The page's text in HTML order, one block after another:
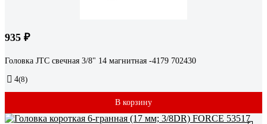
935 ₽
Головка JTC свечная 3/8" 14 магнитная -4179 702430
4(8)
В корзину